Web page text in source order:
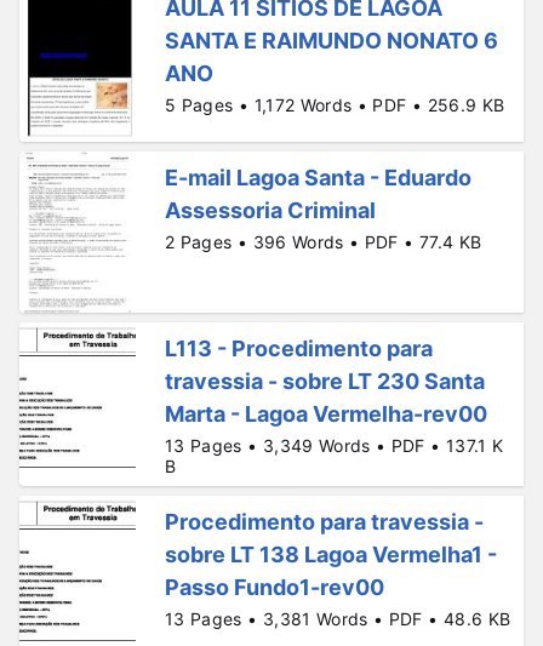
AULA 11 SÍTIOS DE LAGOA
SANTA E RAIMUNDO NONATO 6
ANO
5 Pages • 1,172 Words • PDF • 256.9 KB
E-mail Lagoa Santa - Eduardo
Assessoria Criminal
2 Pages • 396 Words • PDF • 77.4 KB
L113 - Procedimento para
travessia - sobre LT 230 Santa
Marta - Lagoa Vermelha-rev00
13 Pages • 3,349 Words • PDF • 137.1 K
B
Procedimento para travessia -
sobre LT 138 Lagoa Vermelha1 -
Passo Fundo1-rev00
13 Pages • 3,381 Words • PDF • 48.6 KB